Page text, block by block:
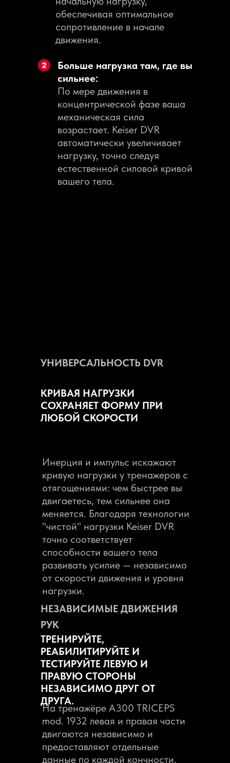
обеспечивая оптимальное
сопротивление в начале
движения.
Больше нагрузка там, где вы
сильнее:
По мере движения в
концентрической фазе ваша
механическая сила
возрастает. Keiser DVR
автоматически увеличивает
нагрузку, точно следуя
естественной силовой кривой
вашего тела.
УНИВЕРСАЛЬНОСТЬ DVR
КРИВАЯ НАГРУЗКИ
СОХРАНЯЕТ ФОРМУ ПРИ
ЛЮБОЙ СКОРОСТИ
Инерция и импульс искажают
кривую нагрузки у тренажеров с
отягощениями: чем быстрее вы
двигаетесь, тем сильнее она
меняется. Благодаря технологии
"чистой" нагрузки Keiser DVR
точно соответствует
способности вашего тела
развивать усилие — независимо
от скорости движения и уровня
нагрузки.
НЕЗАВИСИМЫЕ ДВИЖЕНИЯ
РУК
ТРЕНИРУЙТЕ,
РЕАБИЛИТИРУЙТЕ И
ТЕСТИРУЙТЕ ЛЕВУЮ И
ПРАВУЮ СТОРОНЫ
НЕЗАВИСИМО ДРУГ ОТ
ДРУГА.
На тренажёре A300 TRICEPS
mod. 1932 левая и правая части
двигаются независимо и
предоставляют отдельные
данные по каждой кончности.